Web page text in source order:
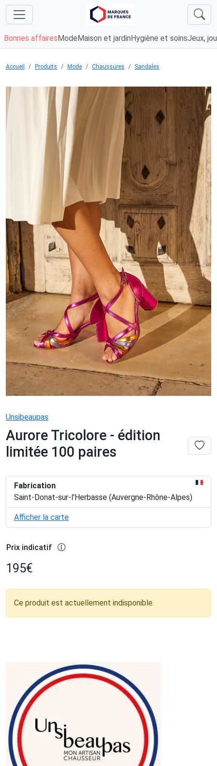
Bonnes affaires Mode Maison et jardin Hygiène et soinsJeux,
Accueil Produits Mode Chaussures Sandales
Unsibeaupas
Aurore Tricolore - édition
limitée 100 paires
Fabrication
Saint-Donat-sur-l'Herbasse (Auvergne-Rhône-Alpes)
Afficher la carte
Prix indicatif
195€
Ce produit est actuellement indisponible.